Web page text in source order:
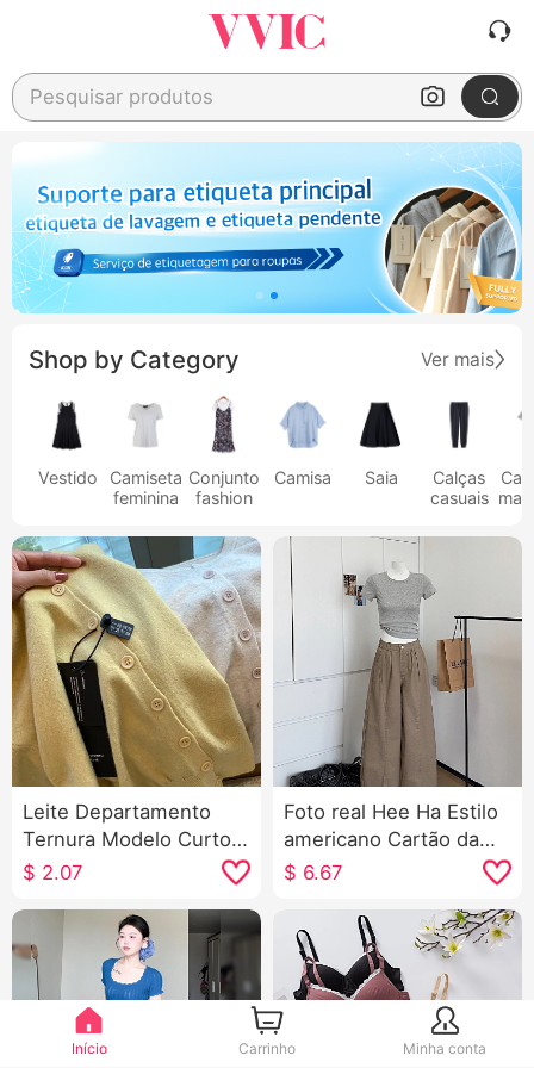
Pesquisar produtos
Shop by Category Ver mais
Vestido
Camiseta
feminina
Conjunto
fashion
Camisa Saia
Calças
casuais
Leite Departamento
Ternura Modelo Curto
Malha Cardigã Feminino
Elegância Dentro Pegue
Casaco de camisola
Versátil Redução da
idade Mostarda
Amarelo Top
$ 2.07
Foto real Hee Ha Estilo
americano Cartão da
maré Machete Calças
Pernas Casual Calças
$ 6.67
Início Carrinho Minha conta